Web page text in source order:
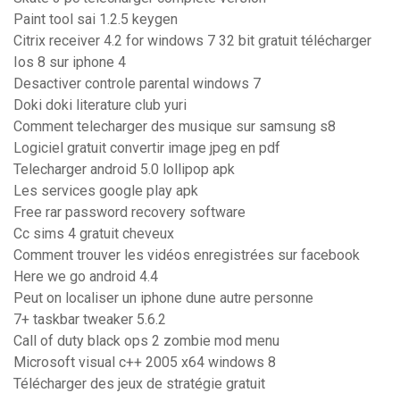
Paint tool sai 1.2.5 keygen
Citrix receiver 4.2 for windows 7 32 bit gratuit télécharger
Ios 8 sur iphone 4
Desactiver controle parental windows 7
Doki doki literature club yuri
Comment telecharger des musique sur samsung s8
Logiciel gratuit convertir image jpeg en pdf
Telecharger android 5.0 lollipop apk
Les services google play apk
Free rar password recovery software
Cc sims 4 gratuit cheveux
Comment trouver les vidéos enregistrées sur facebook
Here we go android 4.4
Peut on localiser un iphone dune autre personne
7+ taskbar tweaker 5.6.2
Call of duty black ops 2 zombie mod menu
Microsoft visual c++ 2005 x64 windows 8
Télécharger des jeux de stratégie gratuit